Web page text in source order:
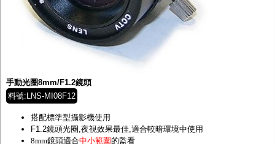
手動光圈8mm/F1.2鏡頭
料號:LNS-MI08F12
搭配標準型攝影機使用
F1.2鏡頭光圈,夜視效果最佳,適合較暗環境中使用
8mm鏡頭適合中小範圍的監看